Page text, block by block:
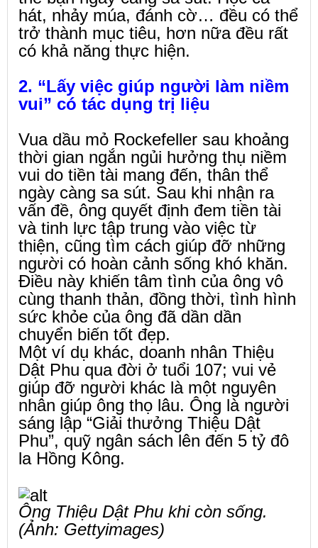
hát, nhảy múa, đánh cờ… đều có thể
trở thành mục tiêu, hơn nữa đều rất
có khả năng thực hiện.
2. “Lấy việc giúp người làm niềm
vui” có tác dụng trị liệu
Vua dầu mỏ Rockefeller sau khoảng
thời gian ngắn ngủi hưởng thụ niềm
vui do tiền tài mang đến, thân thể
ngày càng sa sút. Sau khi nhận ra
vấn đề, ông quyết định đem tiền tài
và tinh lực tập trung vào việc từ
thiện, cũng tìm cách giúp đỡ những
người có hoàn cảnh sống khó khăn.
Điều này khiến tâm tình của ông vô
cùng thanh thản, đồng thời, tình hình
sức khỏe của ông đã dần dần
chuyển biến tốt đẹp.
Một ví dụ khác, doanh nhân Thiệu
Dật Phu qua đời ở tuổi 107; vui vẻ
giúp đỡ người khác là một nguyên
nhân giúp ông thọ lâu. Ông là người
sáng lập “Giải thưởng Thiệu Dật
Phu”, quỹ ngân sách lên đến 5 tỷ đô
la Hồng Kông.
Ông Thiệu Dật Phu khi còn sống.
(Ảnh: Gettyimages)